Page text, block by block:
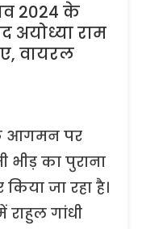
2024 के
अयोध्या राम
वायरल
के आगमन पर
भीड़ का पुराना
जा रहा है।
गांधी